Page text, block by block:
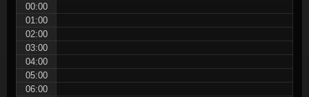
00:00
01:00
02:00
03:00
04:00
05:00
06:00